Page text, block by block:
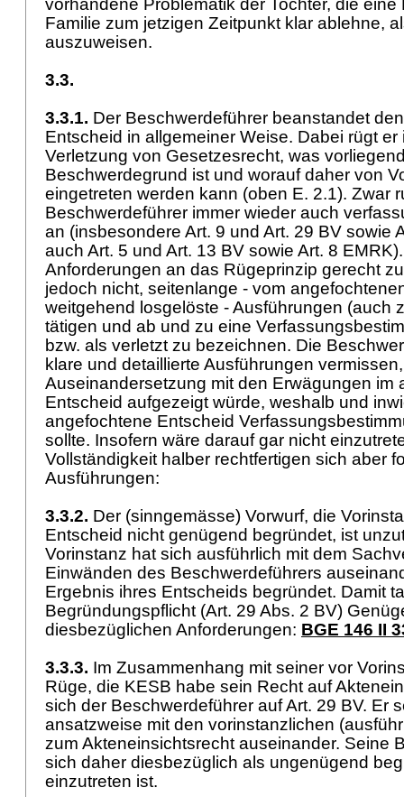
vorhandene Problematik der Tochter, die eine
Familie zum jetzigen Zeitpunkt klar ablehne,
auszuweisen.
3.3.
3.3.1. Der Beschwerdeführer beanstandet
Entscheid in allgemeiner Weise. Dabei rügt
Verletzung von Gesetzesrecht, was
Beschwerdegrund ist und worauf daher von
eingetreten werden kann (oben E. 2.1). Zwar
Beschwerdeführer immer wieder auch
an (insbesondere Art. 9 und Art. 29 BV sowie
auch Art. 5 und Art. 13 BV sowie Art. 8 EMRK
Anforderungen an das Rügeprinzip gerecht
jedoch nicht, seitenlange - vom
weitgehend losgelöste - Ausführungen (auch
tätigen und ab und zu eine
bzw. als verletzt zu bezeichnen. Die
klare und detaillierte Ausführungen
Auseinandersetzung mit den Erwägungen im
Entscheid aufgezeigt würde, weshalb und
angefochtene Entscheid
sollte. Insofern wäre darauf gar nicht
Vollständigkeit halber rechtfertigen sich aber
Ausführungen:
3.3.2. Der (sinngemässe) Vorwurf, die
Entscheid nicht genügend begründet, ist
Vorinstanz hat sich ausführlich mit dem
Einwänden des Beschwerdeführers
Ergebnis ihres Entscheids begründet. Damit
Begründungspflicht (Art. 29 Abs. 2 BV)
diesbezüglichen Anforderungen: BGE 146 II
3.3.3. Im Zusammenhang mit seiner vor
Rüge, die KESB habe sein Recht auf
sich der Beschwerdeführer aufArt. 29 BV. Er
ansatzweise mit den vorinstanzlichen
zum Akteneinsichtsrecht auseinander. Seine
sich daher diesbezüglich als ungenügend
einzutreten ist.